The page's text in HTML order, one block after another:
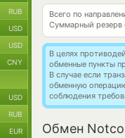
Всего по
Суммарный резерв
В целях
обменные пункты
В случае если
обменную
соблюдения
Обмен
RUB
USD
USD
CNY
USD
RUB
EUR